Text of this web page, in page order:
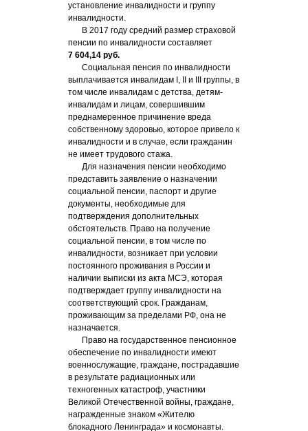
установление инвалидности и группу
инвалидности.
В 2017 году средний размер страховой
пенсии по инвалидности составляет
7 604,14 руб.
Социальная пенсия по инвалидности
выплачивается инвалидам I, II и III группы, в
том числе инвалидам с детства, детям-
инвалидам и лицам, совершившим
преднамеренное причинение вреда
собственному здоровью, которое привело к
инвалидности и в случае, если гражданин
не имеет трудового стажа.
Для назначения пенсии необходимо
представить заявление о назначении
социальной пенсии, паспорт и другие
документы, необходимые для
подтверждения дополнительных
обстоятельств. Право на получение
социальной пенсии, в том числе по
инвалидности, возникает при условии
постоянного проживания в России и
наличии выписки из акта МСЭ, которая
подтверждает группу инвалидности на
соответствующий срок. Гражданам,
проживающим за пределами РФ, она не
назначается.
Право на государственное пенсионное
обеспечение по инвалидности имеют
военнослужащие, граждане, пострадавшие
в результате радиационных или
техногенных катастроф, участники
Великой Отечественной войны, граждане,
награжденные знаком «Жителю
блокадного Ленинграда» и космонавты.